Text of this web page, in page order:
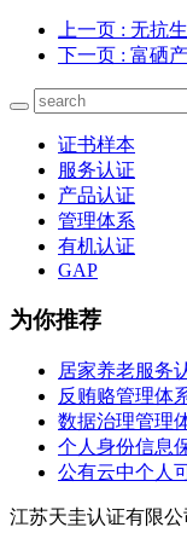
上一页 : 无抗
下一页 : 富硒
证书样本
服务认证
产品认证
管理体系
有机认证
GAP
为你推荐
居家养老服务
反贿赂管理体
数据治理管理
个人身份信息
公有云中个人
江苏天圭认证有限公